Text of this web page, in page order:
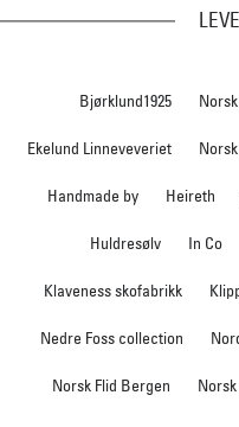
Bjørklund1925
Ekelund Linneveveriet
Handmade by Heireth
Huldresølv In Co
Klaveness skofabrikk
Nedre Foss collection
Norsk Flid Bergen